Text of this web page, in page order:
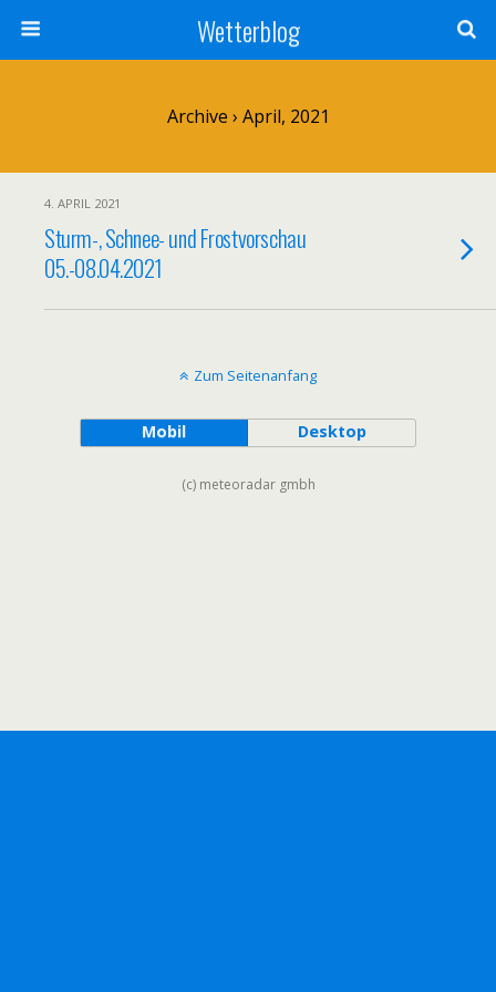
Wetterblog
Archive › April, 2021
4. APRIL 2021
Sturm-, Schnee- und Frostvorschau
05.-08.04.2021
Zum Seitenanfang
Mobil Desktop
(c) meteoradar gmbh